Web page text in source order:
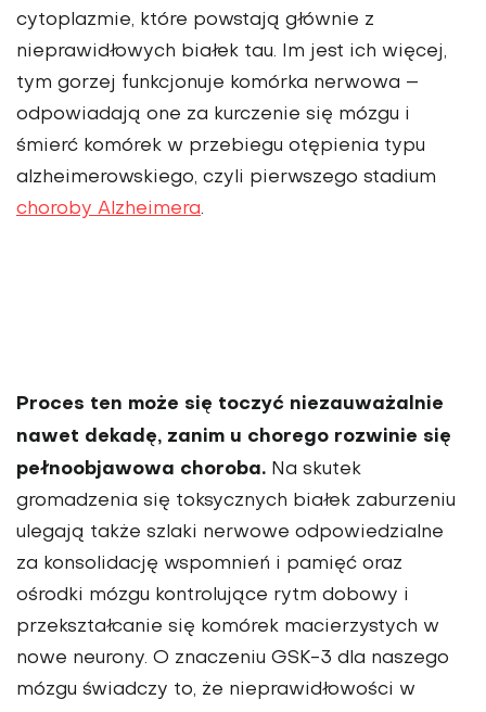
cytoplazmie, które powstają głównie z
nieprawidłowych białek tau. Im jest ich więcej,
tym gorzej funkcjonuje komórka ner­wowa –
odpowiadają one za kurczenie się mózgu i
śmierć komórek w przebiegu otępienia typu
alzheimerowskiego, czyli pierwszego stadium
choroby Alzheimera.
Proces ten może się toczyć niezauważalnie
nawet dekadę, zanim u chorego rozwinie się
pełnoobjawowa choroba. Na skutek
gromadzenia się toksycznych białek zaburzeniu
ulegają także szlaki nerwowe odpowiedzialne
za konsolidację wspomnień i pamięć oraz
ośrodki mózgu kontrolujące rytm dobowy i
przekształcanie się komórek macierzy­stych w
nowe neurony. O znaczeniu GSK-3 dla naszego
mózgu świadczy to, że nieprawidłowości w